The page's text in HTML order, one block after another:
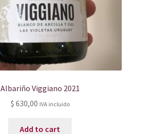
Albariño Viggiano 2021
$ 630,00 IVA incluido
Add to cart